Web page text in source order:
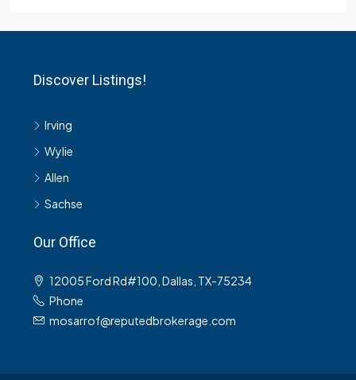
Discover Listings!
Irving
Wylie
Allen
Sachse
Our Office
12005 Ford Rd#100, Dallas, TX-75234
Phone
mosarrof@reputedbrokerage.com